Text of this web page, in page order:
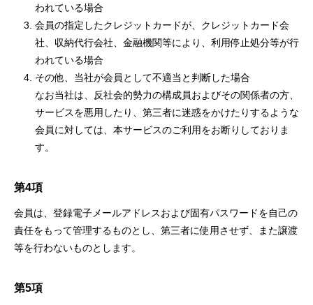
われている場合
会員の指定したクレジットカードが、クレジットカード会
社、収納代行会社、金融機関等により、利用停止処分等が行
われている場合
その他、当社が会員として不適当と判断した場合
なお当社は、反社会的勢力の構成員およびその関係者の方、
サービスを悪用したり、第三者に迷惑をかけたりするような
会員に対しては、本サービスのご利用をお断りしておりま
す。
第4項
会員は、登録電子メールアドレスおよび固有パスワードを自己の
責任をもって管理するものとし、第三者に使用させず、また譲渡
等を行わないものとします。
第5項